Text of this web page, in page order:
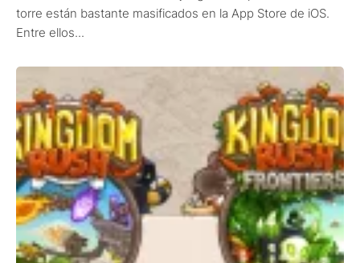
torre están bastante masificados en la App Store de iOS.
Entre ellos...